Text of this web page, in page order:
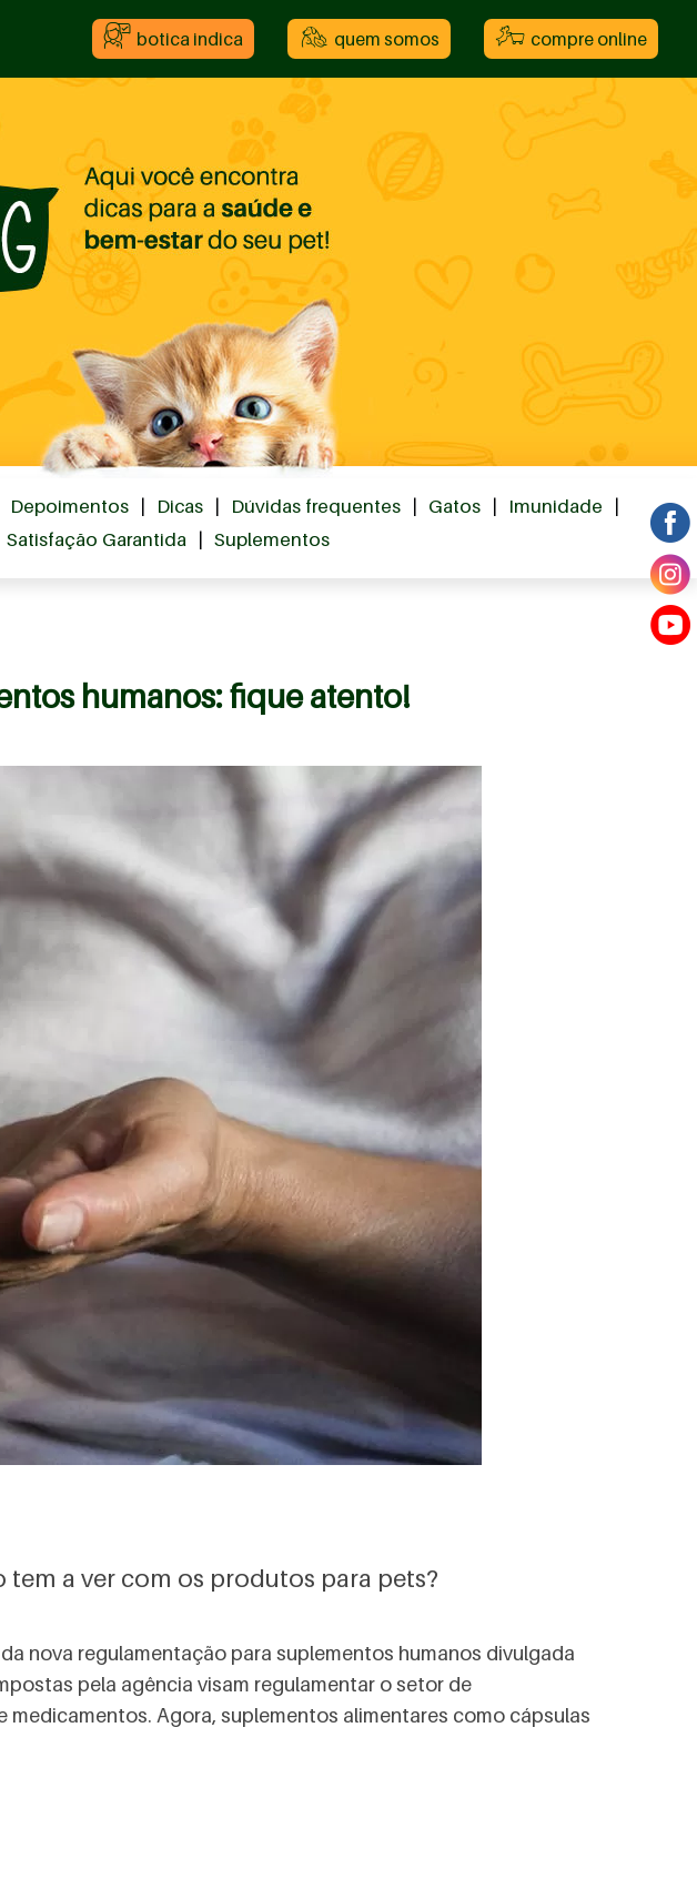
botica indica quem somos compre online
Depoimentos Dicas Dúvidas frequentes Gatos Imunidade
Satisfação Garantida Suplementos
humanos: fique atento!
a ver com os produtos para pets?
nova regulamentação para suplementos humanos divulgada
pela agência visam regulamentar o setor de
Agora, suplementos alimentares como cápsulas